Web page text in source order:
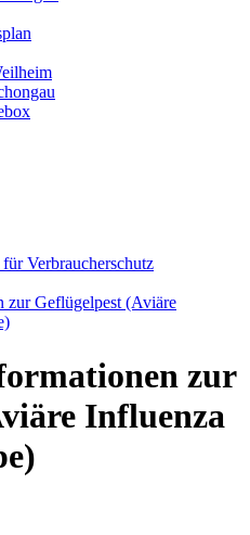
Verbraucherschutz
Geflügelpest (Aviäre
zur
Influenza